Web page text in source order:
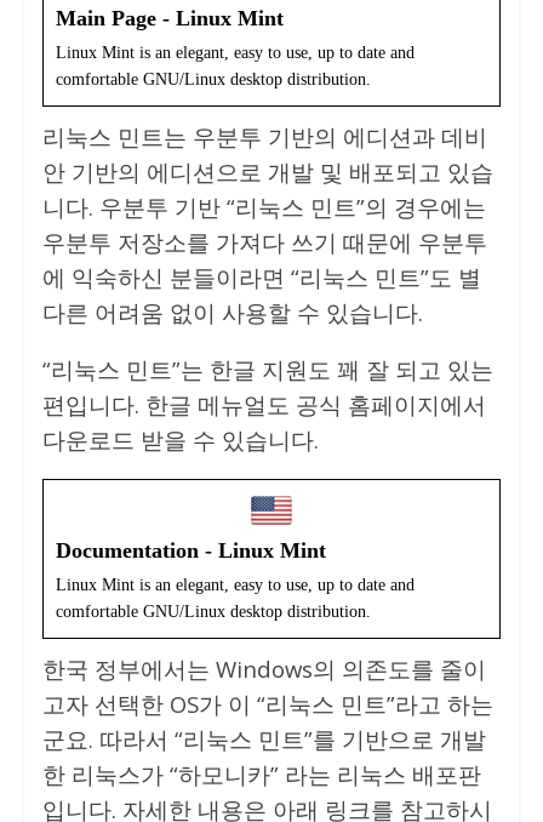
Main Page - Linux Mint
Linux Mint is an elegant, easy to use, up to date and
comfortable GNU/Linux desktop distribution.
리눅스 민트는 우분투 기반의 에디션과 데비
안 기반의 에디션으로 개발 및 배포되고 있습
니다. 우분투 기반 “리눅스 민트”의 경우에는
우분투 저장소를 가져다 쓰기 때문에 우분투
에 익숙하신 분들이라면 “리눅스 민트”도 별
다른 어려움 없이 사용할 수 있습니다.
“리눅스 민트”는 한글 지원도 꽤 잘 되고 있는
편입니다. 한글 메뉴얼도 공식 홈페이지에서
다운로드 받을 수 있습니다.
Documentation - Linux Mint
Linux Mint is an elegant, easy to use, up to date and
comfortable GNU/Linux desktop distribution.
한국 정부에서는 Windows의 의존도를 줄이
고자 선택한 OS가 이 “리눅스 민트”라고 하는
군요. 따라서 “리눅스 민트”를 기반으로 개발
한 리눅스가 “하모니카” 라는 리눅스 배포판
입니다. 자세한 내용은 아래 링크를 참고하시